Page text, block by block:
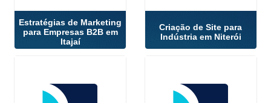
Estratégias de Marketing
para Empresas B2B em
Itajaí
Criação de Site para
Indústria em Niterói